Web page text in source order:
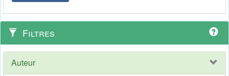
Filtres
Auteur